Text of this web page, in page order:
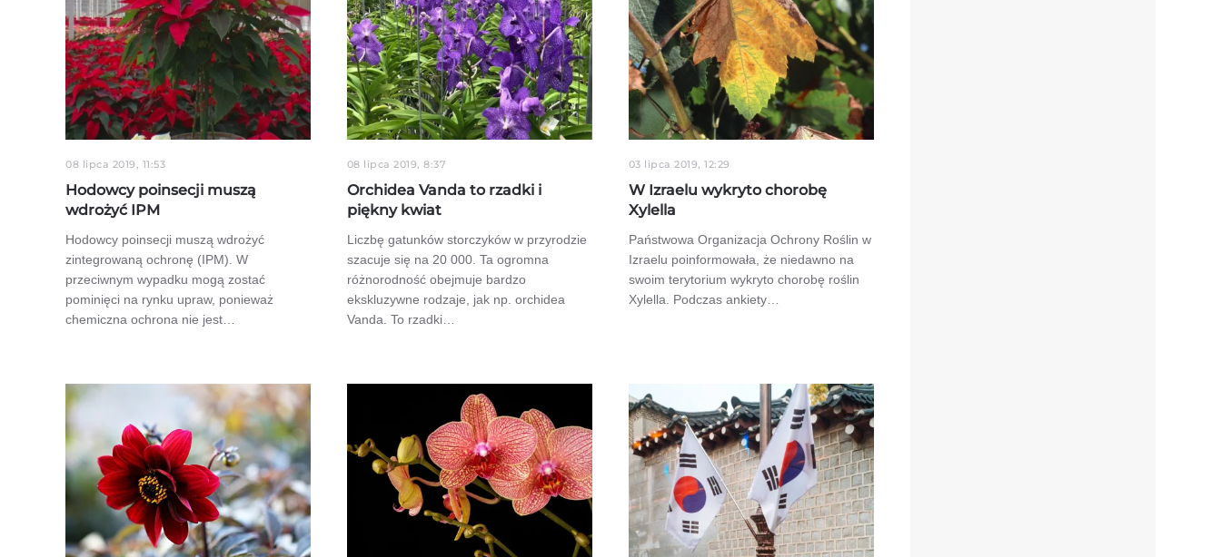
08 lipca 2019, 11:53
Hodowcy poinsecji muszą
wdrożyć IPM
Hodowcy poinsecji muszą wdrożyć
zintegrowaną ochronę (IPM). W
przeciwnym wypadku mogą zostać
pominięci na rynku upraw, ponieważ
chemiczna ochrona nie jest…
08 lipca 2019, 8:37
Orchidea Vanda to rzadki i
piękny kwiat
Liczbę gatunków storczyków w przyrodzie
szacuje się na 20 000. Ta ogromna
różnorodność obejmuje bardzo
ekskluzywne rodzaje, jak np. orchidea
Vanda. To rzadki…
03 lipca 2019, 12:29
W Izraelu wykryto chorobę
Xylella
Państwowa Organizacja Ochrony Roślin w
Izraelu poinformowała, że niedawno na
swoim terytorium wykryto chorobę roślin
Xylella. Podczas ankiety…